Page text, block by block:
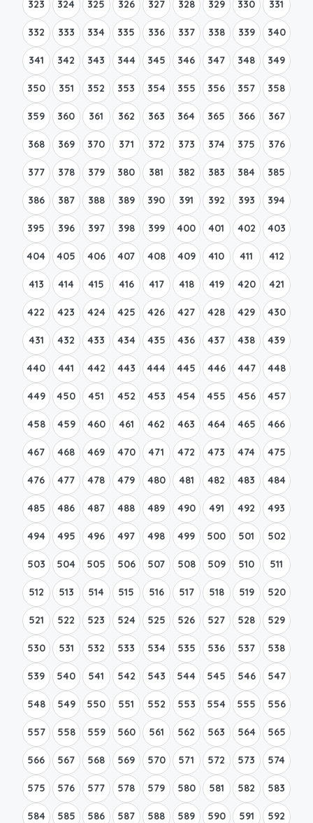
323 324 325 326 327 328 329 330 331
332 333 334 335 336 337 338 339 340
341 342 343 344 345 346 347 348 349
350 351 352 353 354 355 356 357 358
359 360 361 362 363 364 365 366 367
368 369 370 371 372 373 374 375 376
377 378 379 380 381 382 383 384 385
386 387 388 389 390 391 392 393 394
395 396 397 398 399 400 401 402 403
404 405 406 407 408 409 410 411 412
413 414 415 416 417 418 419 420 421
422 423 424 425 426 427 428 429 430
431 432 433 434 435 436 437 438 439
440 441 442 443 444 445 446 447 448
449 450 451 452 453 454 455 456 457
458 459 460 461 462 463 464 465 466
467 468 469 470 471 472 473 474 475
476 477 478 479 480 481 482 483 484
485 486 487 488 489 490 491 492 493
494 495 496 497 498 499 500 501 502
503 504 505 506 507 508 509 510 511
512 513 514 515 516 517 518 519 520
521 522 523 524 525 526 527 528 529
530 531 532 533 534 535 536 537 538
539 540 541 542 543 544 545 546 547
548 549 550 551 552 553 554 555 556
557 558 559 560 561 562 563 564 565
566 567 568 569 570 571 572 573 574
575 576 577 578 579 580 581 582 583
584 585 586 587 588 589 590 591 592